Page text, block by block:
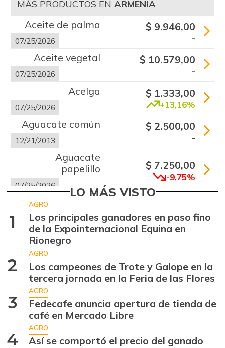
MÁS PRODUCTOS EN ARMENIA
Aceite de palma
07/25/2026
$ 9.946,00
-
Aceite vegetal
07/25/2026
$ 10.579,00
-
Acelga
07/25/2026
$ 1.333,00
+13,16%
Aguacate común
12/21/2013
$ 2.500,00
-
Aguacate
papelillo
07/25/2026
$ 7.250,00
-9,75%
07/25/2026 +23,30%
Ajo
07/25/2026
$ 5.289,00
-18,63%
Alas de pollo sin
costillar
07/25/2026
$ 9.000,00
Apio
07/25/2026
LO MÁS VISTO
1
AGRO
Los principales ganadores en paso fino
de la Expointernacional Equina en
Rionegro
2
AGRO
Los campeones de Trote y Galope en la
tercera jornada en la Feria de las Flores
3
AGRO
Fedecafe anuncia apertura de tienda de
café en Mercado Libre
4
AGRO
Así se comportó el precio del ganado